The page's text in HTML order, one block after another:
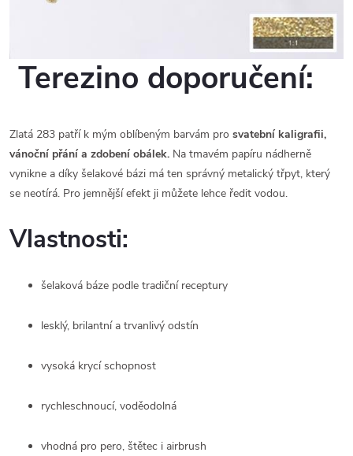
Terezino doporučení:
Zlatá 283 patří k mým oblíbeným barvám pro svatební kaligrafii,
vánoční přání a zdobení obálek. Na tmavém papíru nádherně
vynikne a díky šelakové bázi má ten správný metalický třpyt, který
se neotírá. Pro jemnější efekt ji můžete lehce ředit vodou.
Vlastnosti:
šelaková báze podle tradiční receptury
lesklý, brilantní a trvanlivý odstín
vysoká krycí schopnost
rychleschnoucí, voděodolná
vhodná pro pero, štětec i airbrush